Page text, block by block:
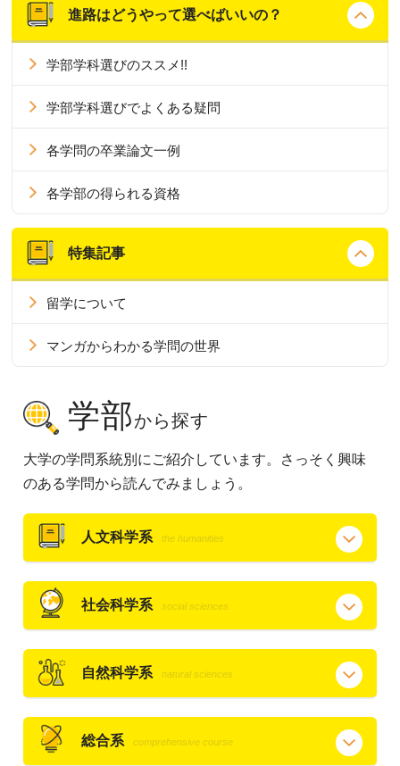
進路はどうやって選べばいいの？
学部学科選びのススメ!!
学部学科選びでよくある疑問
各学問の卒業論文一例
各学部の得られる資格
特集記事
留学について
マンガからわかる学問の世界
学部から探す
大学の学問系統別にご紹介しています。さっそく興味
のある学問から読んでみましょう。
人文科学系 the humanities
社会科学系 social sciences
自然科学系 natural sciences
総合系 comprehensive course